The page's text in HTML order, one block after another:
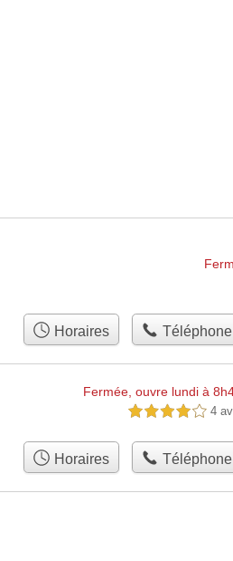
Horaires Téléphone
Fermée, ouvre lundi à
4,0 étoiles sur 5 4
Horaires Téléphone